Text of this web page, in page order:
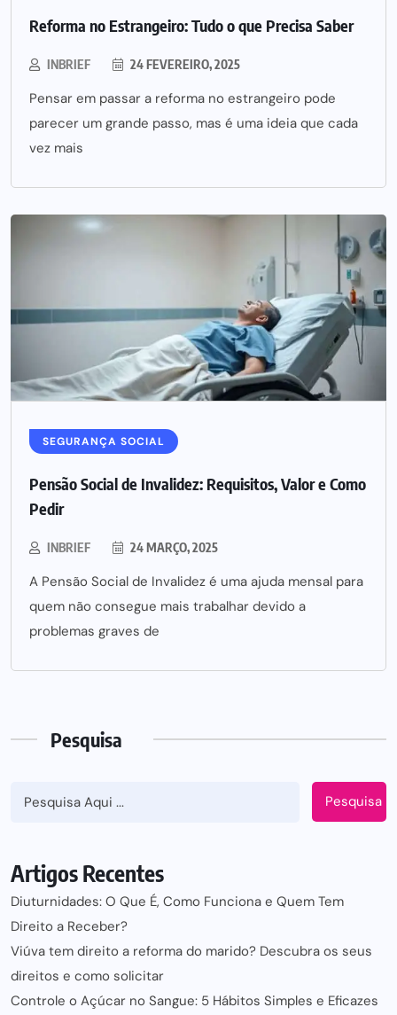
Reforma no Estrangeiro: Tudo o que Precisa Saber
INBRIEF 24 FEVEREIRO, 2025
Pensar em passar a reforma no estrangeiro pode
parecer um grande passo, mas é uma ideia que cada
vez mais
SEGURANÇA SOCIAL
Pensão Social de Invalidez: Requisitos, Valor e Como
Pedir
INBRIEF 24 MARÇO, 2025
A Pensão Social de Invalidez é uma ajuda mensal para
quem não consegue mais trabalhar devido a
problemas graves de
Pesquisa
Pesquisa
Artigos Recentes
Diuturnidades: O Que É, Como Funciona e Quem Tem
Direito a Receber?
Viúva tem direito a reforma do marido? Descubra os seus
direitos e como solicitar
Controle o Açúcar no Sangue: 5 Hábitos Simples e Eficazes